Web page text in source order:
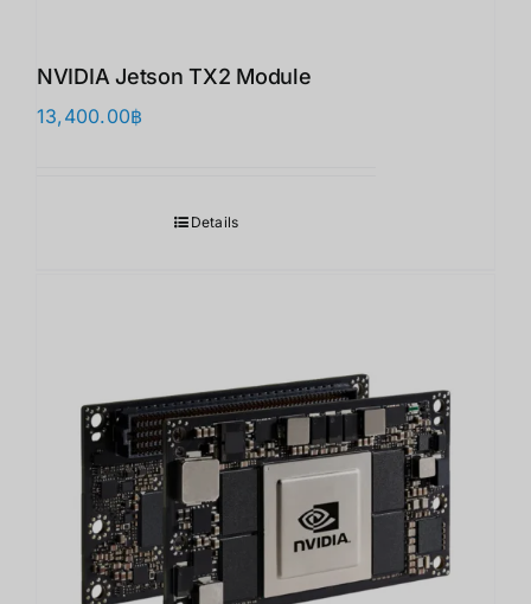
NVIDIA Jetson TX2 Module
13,400.00฿
Details